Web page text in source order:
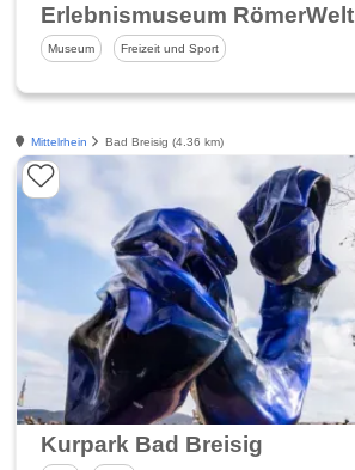
Erlebnismuseum RömerWelt
Museum Freizeit und Sport
Mittelrhein Bad Breisig (4.36 km)
Kurpark Bad Breisig